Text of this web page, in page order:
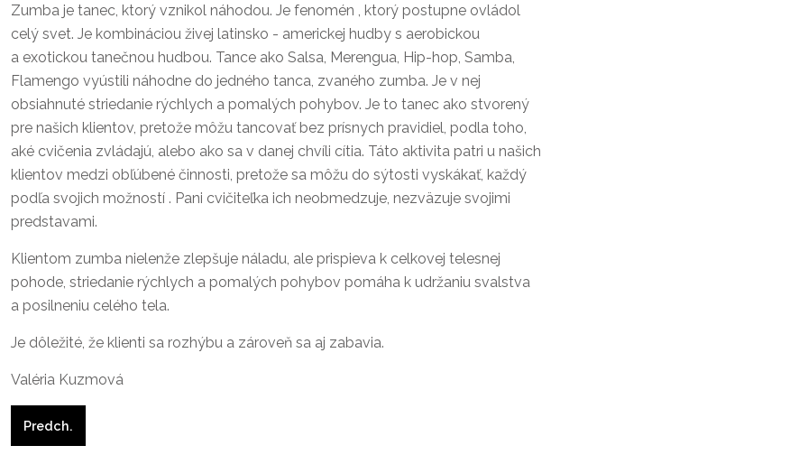
Zumba je tanec, ktorý vznikol náhodou. Je fenomén , ktorý postupne ovládol
celý svet. Je kombináciou živej latinsko - americkej hudby s aerobickou
a exotickou tanečnou hudbou. Tance ako Salsa, Merengua, Hip-hop, Samba,
Flamengo vyústili náhodne do jedného tanca, zvaného zumba. Je v nej
obsiahnuté striedanie rýchlych a pomalých pohybov. Je to tanec ako stvorený
pre našich klientov, pretože môžu tancovať bez prísnych pravidiel, podla toho,
aké cvičenia zvládajú, alebo ako sa v danej chvíli cítia. Táto aktivita patri u našich
klientov medzi obľúbené činnosti, pretože sa môžu do sýtosti vyskákať, každý
podľa svojich možností . Pani cvičiteľka ich neobmedzuje, nezväzuje svojimi
predstavami.
Klientom zumba nielenže zlepšuje náladu, ale prispieva k celkovej telesnej
pohode, striedanie rýchlych a pomalých pohybov pomáha k udržaniu svalstva
a posilneniu celého tela.
Je dôležité, že klienti sa rozhýbu a zároveň sa aj zabavia.
Valéria Kuzmová
Predchádzajúci článok: Duchovné slovo
Predch.